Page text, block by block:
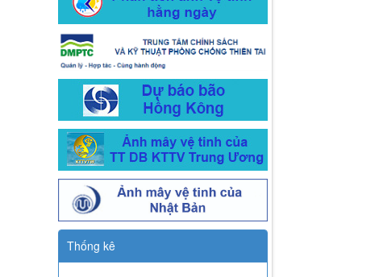
Thống kê